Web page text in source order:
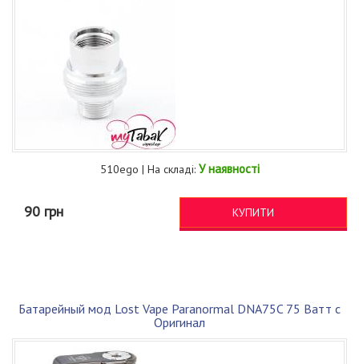
510ego | На складі: У наявності
90 грн КУПИТИ
Батарейный мод Lost Vape Paranormal DNA75C 75 Ватт с
Оригинал